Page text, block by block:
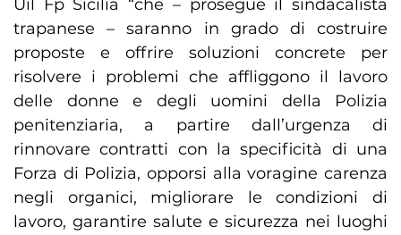
Uil Fp Sicilia “che – prosegue il sindacalista
trapanese – saranno in grado di costruire
proposte e offrire soluzioni concrete per
risolvere i problemi che affliggono il lavoro
delle donne e degli uomini della Polizia
penitenziaria, a partire dall’urgenza di
rinnovare contratti con la specificità di una
Forza di Polizia, opporsi alla voragine carenza
negli organici, migliorare le condizioni di
lavoro, garantire salute e sicurezza nei luoghi